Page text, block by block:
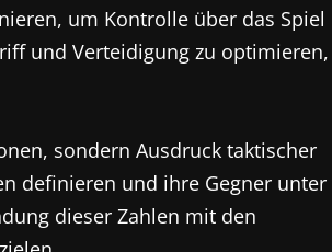
um Kontrolle über das Spiel
und Verteidigung zu optimieren,
sondern Ausdruck taktischer
definieren und ihre Gegner unter
dieser Zahlen mit den